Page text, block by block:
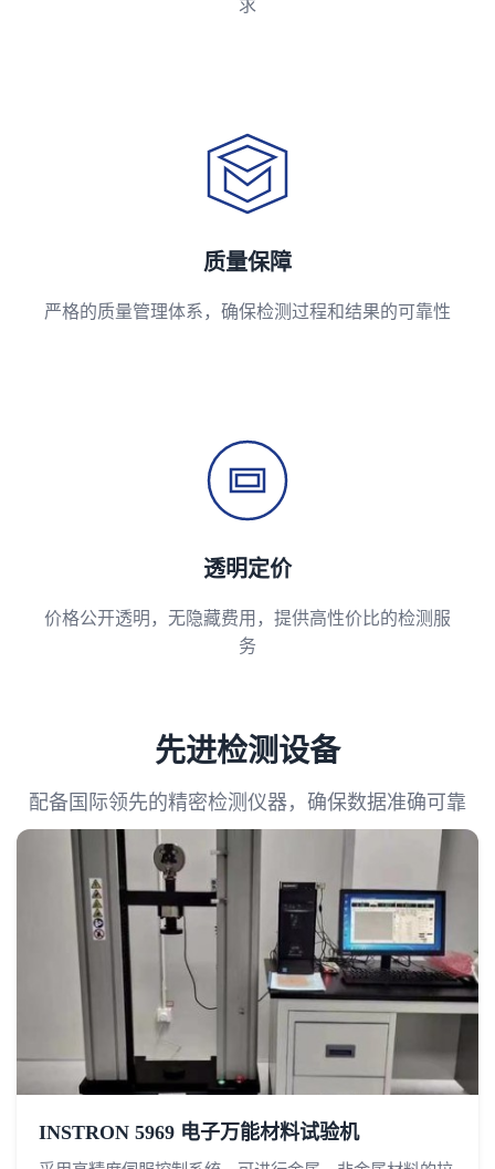
求
质量保障
严格的质量管理体系，确保检测过程和结果的可靠性
透明定价
价格公开透明，无隐藏费用，提供高性价比的检测服
务
先进检测设备
配备国际领先的精密检测仪器，确保数据准确可靠
INSTRON 5969 电子万能材料试验机